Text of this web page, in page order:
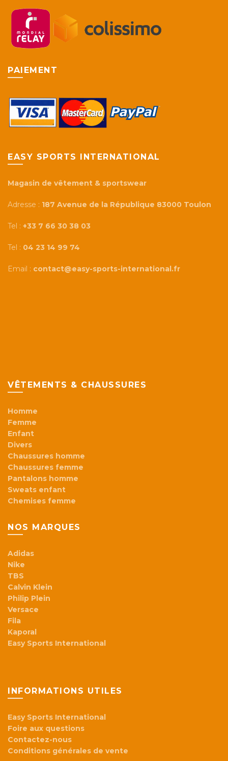
PAIEMENT
EASY SPORTS INTERNATIONAL
Magasin de vêtement & sportswear
Adresse : 187 Avenue de la République 83000 Toulon
Tel : +33 7 66 30 38 03
Tel : 04 23 14 99 74
Email : contact@easy-sports-international.fr
VÊTEMENTS & CHAUSSURES
Homme
Femme
Enfant
Divers
Chaussures homme
Chaussures femme
Pantalons homme
Sweats enfant
Chemises femme
NOS MARQUES
Adidas
Nike
TBS
Calvin Klein
Philip Plein
Versace
Fila
Kaporal
Easy Sports International
INFORMATIONS UTILES
Easy Sports International
Foire aux questions
Contactez-nous
Conditions générales de vente